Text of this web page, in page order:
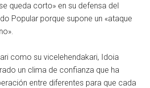
queda corto» en su defensa del
Popular porque supone un «ataque
como su vicelehendakari, Idoia
un clima de confianza que ha
entre diferentes para que cada